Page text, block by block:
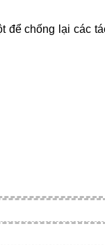
để chống lại các